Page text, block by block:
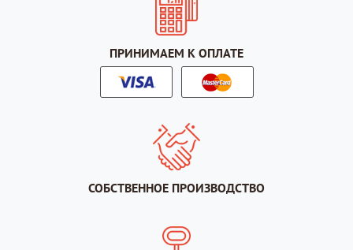
ПРИНИМАЕМ К ОПЛАТЕ
СОБСТВЕННОЕ ПРОИЗВОДСТВО